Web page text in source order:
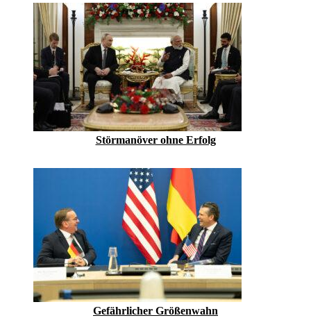
Störmanöver ohne Erfolg
Gefährlicher Größenwahn